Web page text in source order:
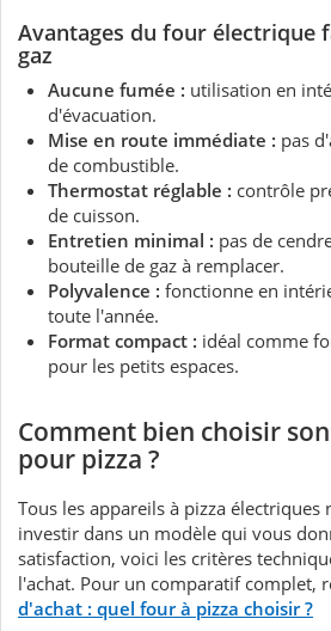
Avantages du four électrique
gaz
Aucune fumée : utilisation en
d'évacuation.
Mise en route immédiate : pas
de combustible.
Thermostat réglable : contrôle
de cuisson.
Entretien minimal : pas de
bouteille de gaz à remplacer.
Polyvalence : fonctionne en
toute l'année.
Format compact : idéal comme
pour les petits espaces.
Comment bien choisir
pour pizza ?
Tous les appareils à pizza électriques
investir dans un modèle qui vous
satisfaction, voici les critères
l'achat. Pour un comparatif complet,
d'achat : quel four à pizza choisir ?